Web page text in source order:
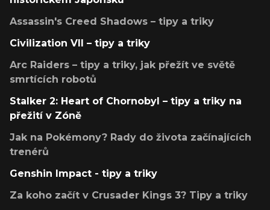
Assassin's Creed Shadows – tipy a triky
Civilization VII – tipy a triky
Arc Raiders – tipy a triky, jak přežít ve světě
smrtících robotů
Stalker 2: Heart of Chornobyl – tipy a triky na
přežití v Zóně
Jak na Pokémony? Rady do života začínajících
trenérů
Genshin Impact - tipy a triky
Za koho začít v Crusader Kings 3? Tipy a triky